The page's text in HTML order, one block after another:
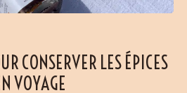
CONSERVER LES ÉPICES
VOYAGE